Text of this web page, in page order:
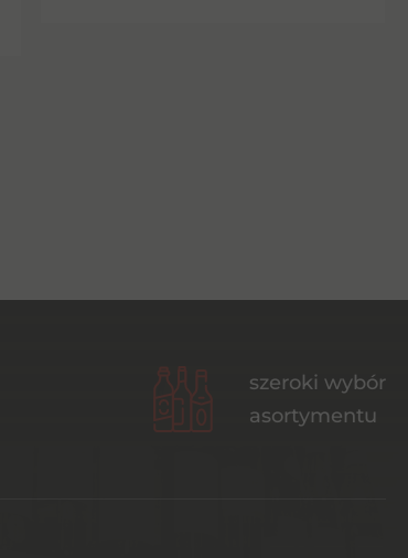
szeroki wybór
asortymentu